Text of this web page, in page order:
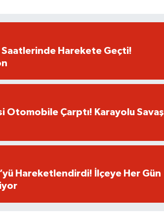
Saatlerinde Harekete Geçti!
Otomobile Çarptı! Karayolu Savaş
Hareketlendirdi! İlçeye Her Gün